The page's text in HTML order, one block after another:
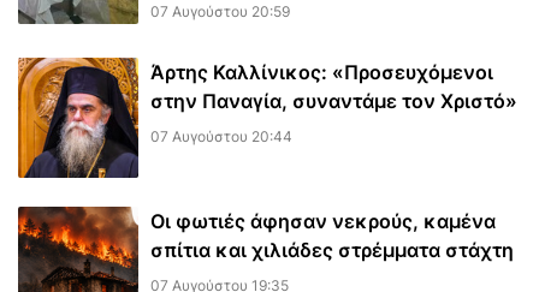
07 Αυγούστου 20:59
Άρτης Καλλίνικος: «Προσευχόμενοι
στην Παναγία, συναντάμε τον Χριστό»
07 Αυγούστου 20:44
Οι φωτιές άφησαν νεκρούς, καμένα
σπίτια και χιλιάδες στρέμματα στάχτη
07 Αυγούστου 19:35